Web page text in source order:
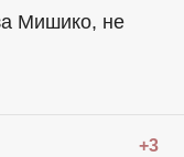
Мишико, не
+3